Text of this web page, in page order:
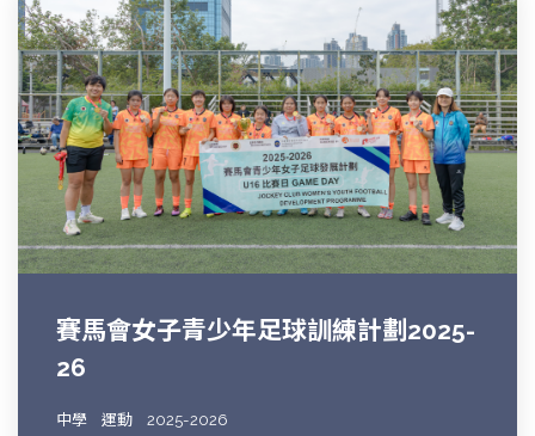
賽馬會女子青少年足球訓練計劃2025-
26
中學 運動 2025-2026